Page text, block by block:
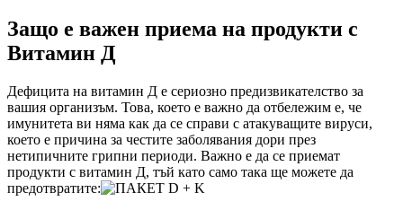
Защо е важен приема на продукти с
Витамин Д
Дефицита на витамин Д е сериозно предизвикателство за
вашия организъм. Това, което е важно да отбележим е, че
имунитета ви няма как да се справи с атакуващите вируси,
което е причина за честите заболявания дори през
нетипичните грипни периоди. Важно е да се приемат
продукти с витамин Д, тъй като само така ще можете да
предотвратите: